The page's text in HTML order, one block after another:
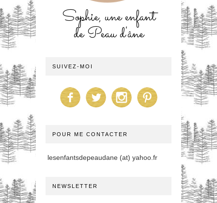
Sophie, une enfant
de Peau d'âne
SUIVEZ-MOI
POUR ME CONTACTER
lesenfantsdepeaudane (at) yahoo.fr
NEWSLETTER